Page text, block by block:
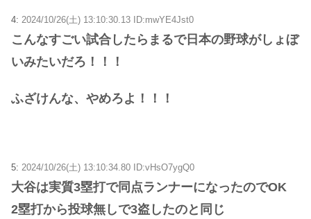
4: 2024/10/26(土) 13:10:30.13 ID:mwYE4Jst0
こんなすごい試合したらまるで日本の野球がしょぼ
いみたいだろ！！！
ふざけんな、やめろよ！！！
5: 2024/10/26(土) 13:10:34.80 ID:vHsO7ygQ0
大谷は実質3塁打で同点ランナーになったのでOK
2塁打から投球無しで3盗したのと同じ